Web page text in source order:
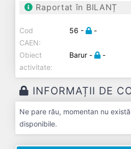
Raportat în BILANȚ
Cod
CAEN:
56 - -
Obiect
activitate:
Barur - -
INFORMAȚII DE
Ne pare rău, momentan nu
disponibile.